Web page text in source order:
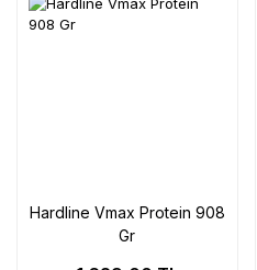
Hardline Vmax Protein 908
Gr